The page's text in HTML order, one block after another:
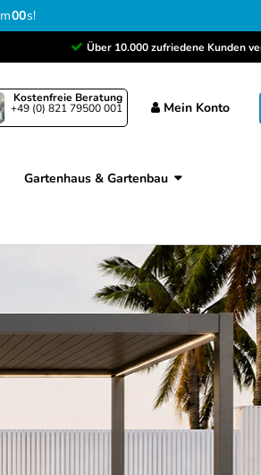
m59s!
Über 10.000 zufriedene Kunden
Kostenfreie Beratung
+49 (0) 821 79500 001 Mein Konto
Gartenhaus & Gartenbau